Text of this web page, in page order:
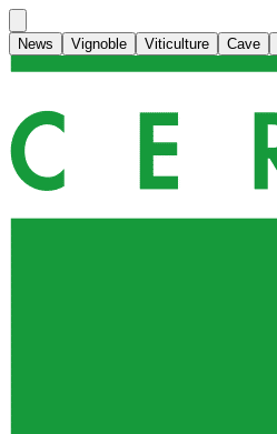
News Vignoble Viticulture Cave